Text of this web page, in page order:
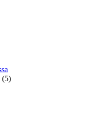
(5)